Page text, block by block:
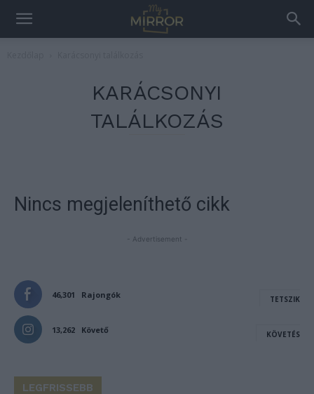
KARÁCSONYI
TALÁLKOZÁS
Nincs megjeleníthető cikk
- Advertisement -
46,301 Rajongók TETSZIK
13,262 Követő KÖVETÉS
LEGFRISSEBB